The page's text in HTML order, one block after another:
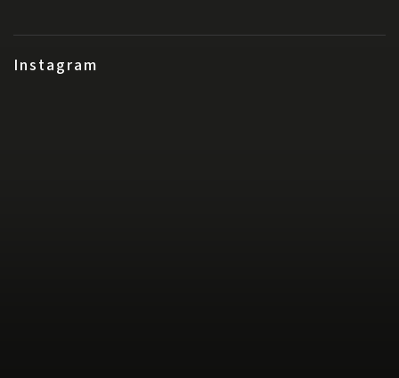
Instagram